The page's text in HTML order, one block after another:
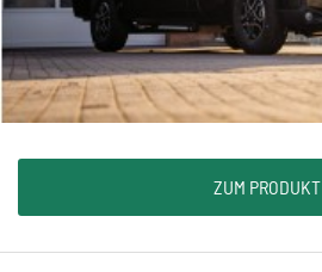
ZUM PRODUKT